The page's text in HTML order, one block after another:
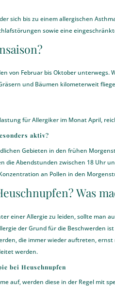
sich bis zu einem allergischen
sowie eine
von Februar bis Oktober
und Bäumen kilometerweit
für Allergiker im Monat April,
aktiv?
Gebieten in den frühen
die Abendstunden zwischen 18 Uhr
an Pollen in den
Was
einer Allergie zu leiden, sollte man
der Grund für die Beschwerden
die immer wieder auftreten,
werden.
bei Heuschnupfen
auf, werden diese in der Regel mit